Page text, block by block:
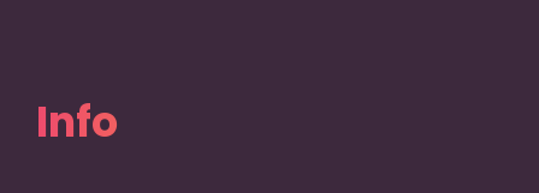
Info